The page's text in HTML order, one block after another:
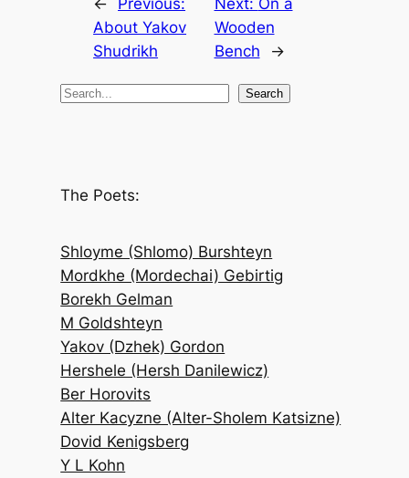
←
Previous:
About Yakov
Shudrikh
Next: On a
Wooden
Bench
→
S
c
Search
The Poets:
Shloyme (Shlomo) Burshteyn
Mordkhe (Mordechai) Gebirtig
Borekh Gelman
M Goldshteyn
Yakov (Dzhek) Gordon
Hershele (Hersh Danilewicz)
Ber Horovits
Alter Kacyzne (Alter-Sholem Katsizne)
Dovid Kenigsberg
Y L Kohn